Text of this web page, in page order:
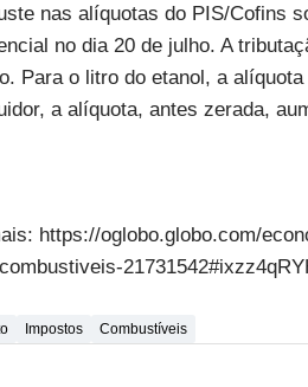
nas alíquotas do PIS/Cofins
no dia 20 de julho. A
Para o litro do etanol, a
a alíquota, antes zerada,
https://oglobo.globo.com/
Impostos Combustíveis